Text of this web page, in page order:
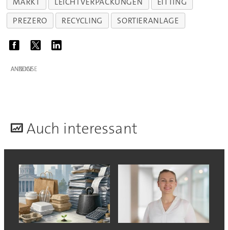
PREZERO
RECYCLING SORTIERANLAGE
ANZEIGE
Auch interessant